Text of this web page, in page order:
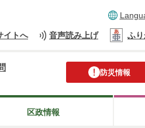
イトへ 音声読み上げ ふ
防災情報
区政情報